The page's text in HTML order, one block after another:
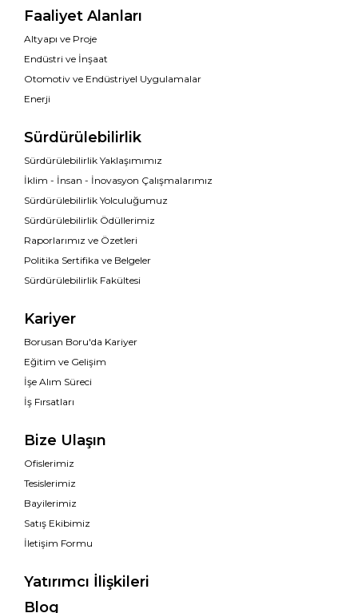
Faaliyet Alanları
Altyapı ve Proje
Endüstri ve İnşaat
Otomotiv ve Endüstriyel Uygulamalar
Enerji
Sürdürülebilirlik
Sürdürülebilirlik Yaklaşımımız
İklim - İnsan - İnovasyon Çalışmalarımız
Sürdürülebilirlik Yolculuğumuz
Sürdürülebilirlik Ödüllerimiz
Raporlarımız ve Özetleri
Politika Sertifika ve Belgeler
Sürdürülebilirlik Fakültesi
Kariyer
Borusan Boru'da Kariyer
Eğitim ve Gelişim
İşe Alım Süreci
İş Fırsatları
Bize Ulaşın
Ofislerimiz
Tesislerimiz
Bayilerimiz
Satış Ekibimiz
İletişim Formu
Yatırımcı İlişkileri
Blog